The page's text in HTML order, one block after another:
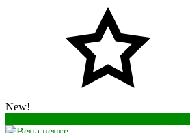
New!